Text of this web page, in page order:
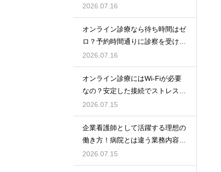
条件と傾向
2026.07.16
オンライン診療なら待ち時間はゼ
ロ？予約時間通りに診察を受ける
コツ
2026.07.16
オンライン診療にはWi-Fiが必要
なの？安定した接続でストレスフ
リーに
2026.07.15
企業看護師として活躍する理想の
働き方！病院とは違う業務内容と
やりがい
2026.07.15